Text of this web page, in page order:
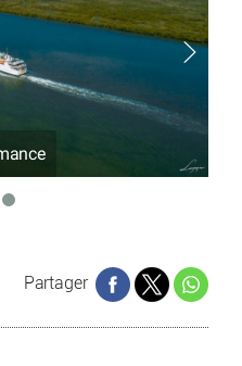
Partager